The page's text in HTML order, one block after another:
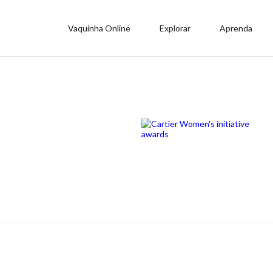
Vaquinha Online Explorar Aprenda